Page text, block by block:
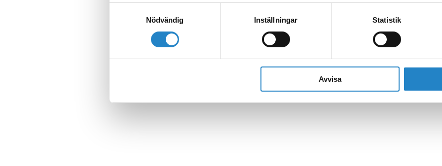
Nödvändig
Inställningar Statistik
Avvisa